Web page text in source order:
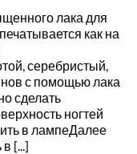
лака для
как на
серебристый,
с помощью лака
сделать
ногтей
в лампеДалее
[...]